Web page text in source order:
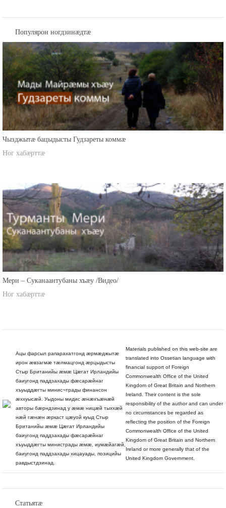
Популярон ногдзинæдтæ
Чызджытæ бацыдысты Гудзареты коммæ
Ног хабæрттæ
Мери – Суканаантубаны хъæу /Видео/
Ног хабæрттæ
Ацы фарсыл рапарахатгонд æрмæджытæ
ирон æвзагмæ тæлмацгонд æрцыдысты
Стыр Британийы æмæ Цæгат Ирландийы
баиугонд паддзахады фæсарæйнаг
хъуыддæгты минис¬трады финансон
æххуысæй. Уыдоны мидис æнæхъæнæй
авторы бæрндзинад у æмæ ницæй тыххæй
нæй гæнæн æркаст цæуой куыд Стыр
Британийы æмæ Цæгат Ирландийы
баиугонд паддзахады фæсарæйнаг
хъуыддæгты министрады æмæ, иумæйагæй,
баиугонд паддзахады хицауады, позицийы
равдыстдзинад.
Materials published on this web-site are
translated into Ossetian language with
financial support of Foreign
Commonwealth Office of the United
Kingdom of Great Britain and Northern
Ireland. Their content is the sole
responsibility of the author and can under
no circumstances be regarded as
reflecting the position of the Foreign
Commonwealth Office of the United
Kingdom of Great Britain and Northern
Ireland or more generally that of the
United Kingdom Government.
Статьятæ